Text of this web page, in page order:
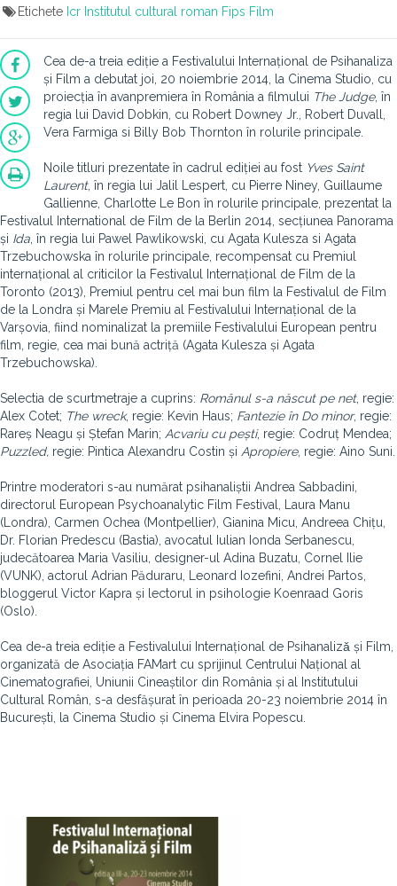
Etichete Icr Institutul cultural roman Fips Film
Cea de-a treia ediție a Festivalului Internațional de Psihanaliza
și Film a debutat joi, 20 noiembrie 2014, la Cinema Studio, cu
proiecția în avanpremiera în România a filmului The Judge, în
regia lui David Dobkin, cu Robert Downey Jr., Robert Duvall,
Vera Farmiga si Billy Bob Thornton în rolurile principale.
Noile titluri prezentate în cadrul ediției au fost Yves Saint
Laurent, în regia lui Jalil Lespert, cu Pierre Niney, Guillaume
Gallienne, Charlotte Le Bon în rolurile principale, prezentat la
Festivalul International de Film de la Berlin 2014, secțiunea Panorama
și Ida , în regia lui Pawel Pawlikowski, cu Agata Kulesza si Agata
Trzebuchowska în rolurile principale, recompensat cu Premiul
internațional al criticilor la Festivalul Internațional de Film de la
Toronto (2013), Premiul pentru cel mai bun film la Festivalul de Film
de la Londra și Marele Premiu al Festivalului Internațional de la
Varșovia, fiind nominalizat la premiile Festivalului European pentru
film, regie, cea mai bună actriță (Agata Kulesza și Agata
Trzebuchowska).
Selectia de scurtmetraje a cuprins: Românul s-a născut pe net, regie:
Alex Cotet; The wreck, regie: Kevin Haus; Fantezie în Do minor, regie:
Rareș Neagu și Ștefan Marin; Acvariu cu pești, regie: Codruț Mendea;
Puzzled, regie: Pintica Alexandru Costin și Apropiere, regie: Aino Suni.
Printre moderatori s-au numărat psihanaliștii Andrea Sabbadini,
directorul European Psychoanalytic Film Festival, Laura Manu
(Londra), Carmen Ochea (Montpellier), Gianina Micu, Andreea Chițu,
Dr. Florian Predescu (Bastia), avocatul Iulian Ionda Serbanescu,
judecătoarea Maria Vasiliu, designer-ul Adina Buzatu, Cornel Ilie
(VUNK), actorul Adrian Păduraru, Leonard Iozefini, Andrei Partos,
bloggerul Victor Kapra și lectorul in psihologie Koenraad Goris
(Oslo).
Cea de-a treia ediție a Festivalului Internațional de Psihanalizǎ și Film,
organizată de Asociația FAMart cu sprijinul Centrului Național al
Cinematografiei, Uniunii Cineaștilor din România și al Institutului
Cultural Român, s-a desfășurat în perioada 20-23 noiembrie 2014 în
București, la Cinema Studio și Cinema Elvira Popescu.